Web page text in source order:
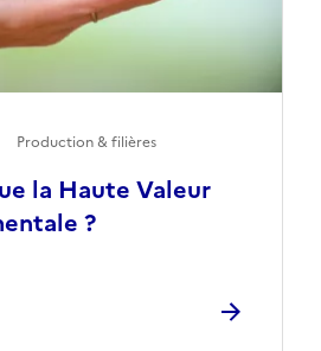
la Haute Valeur
?
Production & filières